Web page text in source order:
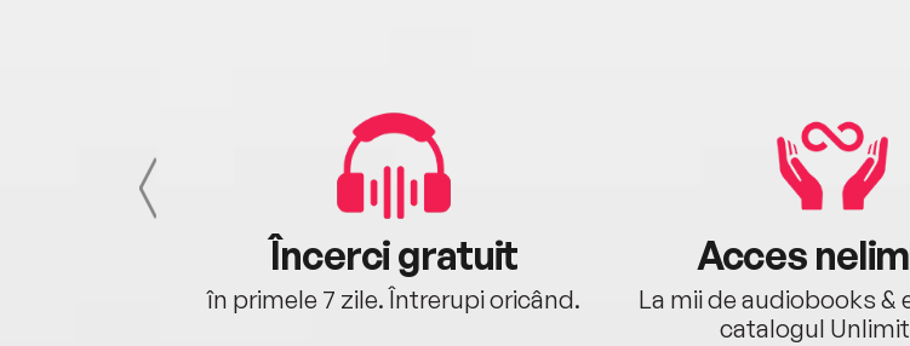
Încerci gratuit
în primele 7 zile. Întrerupi oricând.
Acces
La mii de audiobooks &
catalogul